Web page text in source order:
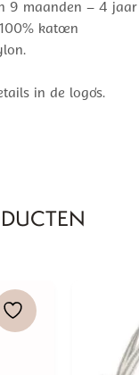
9 maanden – 4
katoen
in de logo’s.